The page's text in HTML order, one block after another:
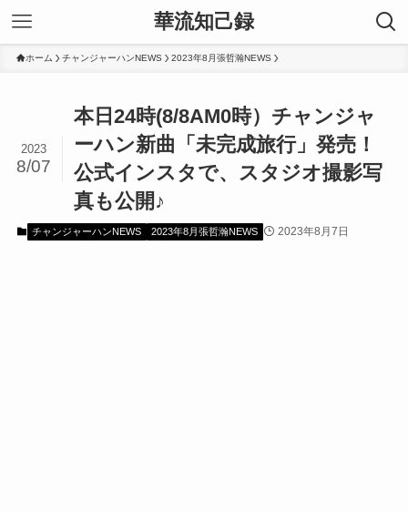
華流知己録
ホーム チャンジャーハンNEWS 2023年8月張哲瀚NEWS
本日24時(8/8AM0時）チャンジャ
ーハン新曲「未完成旅行」発売！
公式インスタで、スタジオ撮影写
真も公開♪
2023
8/07
チャンジャーハンNEWS 2023年8月張哲瀚NEWS 2023年8月7日